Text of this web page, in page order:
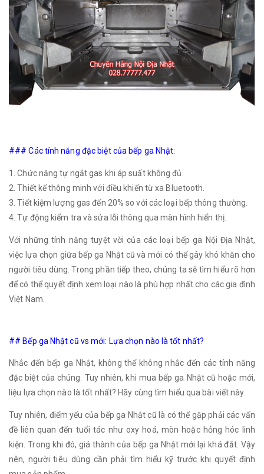
### Các tính năng đặc biệt của bếp ga Nhật:
1. Chức năng tự ngắt gas khi áp suất không đủ.
2. Thiết kế thông minh với điều khiển từ xa Bluetooth.
3. Tiết kiệm lượng gas đến 20% so với các loại bếp thông thường.
4. Tự động kiểm tra và sửa lỗi thông qua màn hình hiển thị.
Với những tính năng tuyệt vời của các loại bếp ga Nội Địa Nhật,
việc lựa chọn giữa bếp ga Nhật cũ và mới có thể gây khó khăn cho
người tiêu dùng. Trong phần tiếp theo, chúng ta sẽ tìm hiểu rõ hơn
để có thể quyết định xem loại nào là phù hợp nhất cho các gia đình
Việt Nam.
## Bếp ga Nhật cũ vs mới: Lựa chọn nào là tốt nhất?
Nhắc đến bếp ga Nhật, không thể không nhắc đến các tính năng
đặc biệt của chúng. Tuy nhiên, khi mua bếp ga Nhật cũ hoặc mới,
liệu lựa chọn nào là tốt nhất? Hãy cùng tìm hiểu qua bài viết này.
Tuy nhiên, điểm yếu của bếp ga Nhật cũ là có thể gặp phải các vấn
đề liên quan đến tuổi tác như oxy hoá, mòn hoặc hỏng hóc linh
kiện. Trong khi đó, giá thành của bếp ga Nhật mới lại khá đắt. Vậy
nên, người tiêu dùng cần phải tìm hiểu kỹ trước khi quyết định